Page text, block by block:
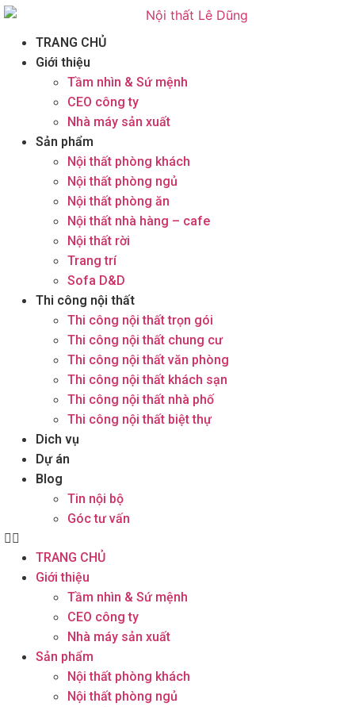
TRANG CHỦ
Giới thiệu
Tầm nhìn & Sứ mệnh
CEO công ty
Nhà máy sản xuất
Sản phẩm
Nội thất phòng khách
Nội thất phòng ngủ
Nội thất phòng ăn
Nội thất nhà hàng – cafe
Nội thất rời
Trang trí
Sofa D&D
Thi công nội thất
Thi công nội thất trọn gói
Thi công nội thất chung cư
Thi công nội thất văn phòng
Thi công nội thất khách sạn
Thi công nội thất nhà phố
Thi công nội thất biệt thự
Dich vụ
Dự án
Blog
Tin nội bộ
Góc tư vấn
TRANG CHỦ
Giới thiệu
Tầm nhìn & Sứ mệnh
CEO công ty
Nhà máy sản xuất
Sản phẩm
Nội thất phòng khách
Nội thất phòng ngủ